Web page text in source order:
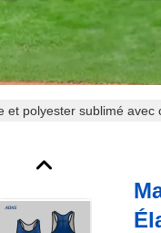
et polyester sublimé